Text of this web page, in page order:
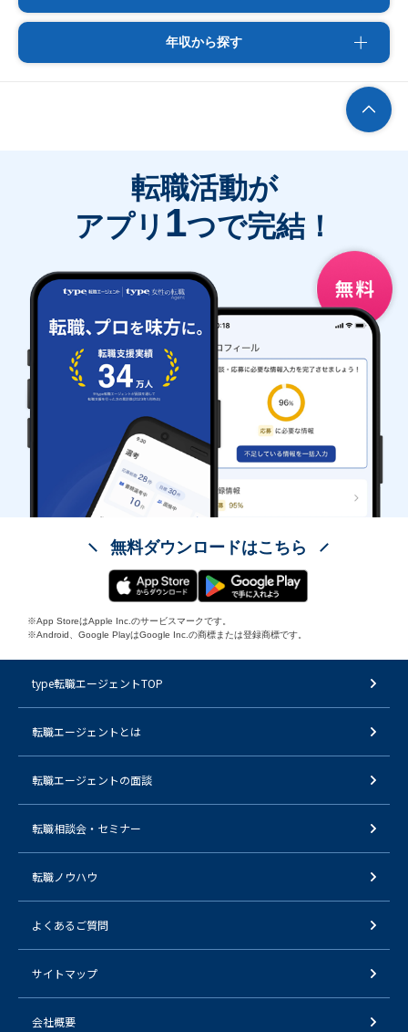
年収から探す
転職活動が
アプリ 1つで完結！
無料ダウンロードはこちら
※App StoreはApple Inc.のサービスマークです。
※Android、Google PlayはGoogle Inc.の商標または登録商標です。
type転職エージェントTOP
転職エージェントとは
転職エージェントの面談
転職相談会・セミナー
転職ノウハウ
よくあるご質問
サイトマップ
会社概要